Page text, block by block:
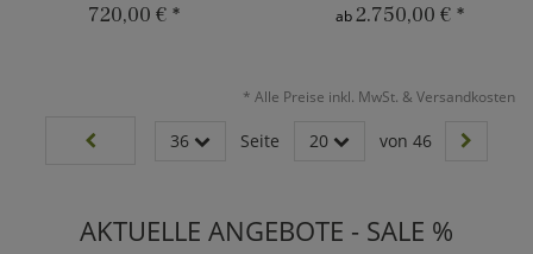
720,00 € * ab2.750,00 € *
* Alle Preise inkl. MwSt. & Versandkosten
36 Seite 20 von 46
AKTUELLE ANGEBOTE - SALE %